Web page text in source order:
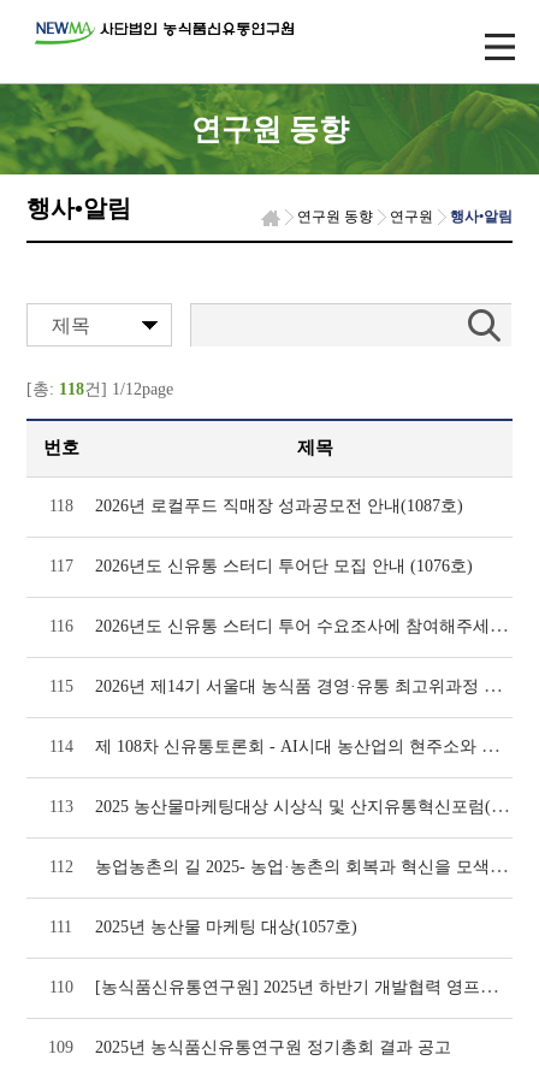
연구원 동향
행사•알림 연구원 동향 연구원 행사•알림
제목
[총: 118건] 1/12page
번호 제목
118 2026년 로컬푸드 직매장 성과공모전 안내(1087호)
117 2026년도 신유통 스터디 투어단 모집 안내 (1076호)
116 2026년도 신유통 스터디 투어 수요조사에 참여해주세요!(1074호)
115 2026년 제14기 서울대 농식품 경영·유통 최고위과정 모집 안내(1073호)
114 제 108차 신유통토론회 - AI시대 농산업의 현주소와 미래 대응방안(1064호)
113 2025 농산물마케팅대상 시상식 및 산지유통혁신포럼(1064호)
112 농업농촌의 길 2025- 농업·농촌의 회복과 혁신을 모색하자(1058호)
111 2025년 농산물 마케팅 대상(1057호)
110 [농식품신유통연구원] 2025년 하반기 개발협력 영프로페셔널(YP) 모집
109 2025년 농식품신유통연구원 정기총회 결과 공고